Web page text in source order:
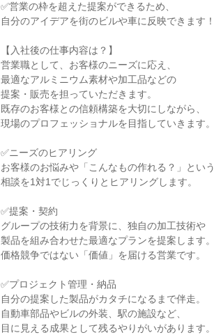
✅営業の枠を超えた提案ができるため、
自分のアイデアを街のビルや車に反映できます！
【入社後の仕事内容は？】
営業職として、お客様のニーズに応え、
最適なアルミニウム素材や加工品などの
提案・販売を担っていただきます。
既存のお客様との信頼構築を大切にしながら、
現場のプロフェッショナルを目指していきます。
✅ニーズのヒアリング
お客様のお悩みや「こんなもの作れる？」という
相談を1対1でじっくりとヒアリングします。
✅提案・契約
グループの技術力を背景に、独自の加工技術や
製品を組み合わせた最適なプランを提案します。
価格競争ではない「価値」を届ける営業です。
✅プロジェクト管理・納品
自分の提案した製品がカタチになるまで伴走。
自動車部品やビルの外装、駅の施設など、
目に見える成果として残るやりがいがあります。